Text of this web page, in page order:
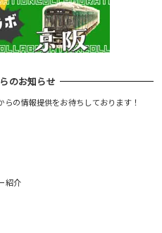
のお知らせ
らの情報提供をお待ちしております！
紹介